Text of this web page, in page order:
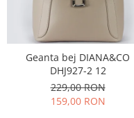
Geanta bej DIANA&CO
DHJ927-2 12
229,00 RON
159,00 RON